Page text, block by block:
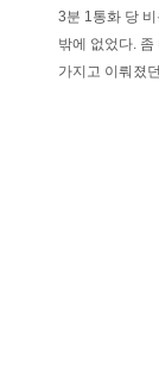
3분 1통화 당
밖에 없었다.
가지고 이뤄졌